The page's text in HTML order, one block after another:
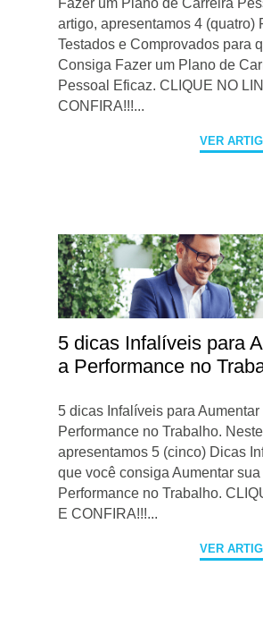
Fazer um Plano de Carreira
artigo, apresentamos 4 (quatro)
Testados e Comprovados para
Consiga Fazer um Plano de
Pessoal Eficaz. CLIQUE NO
CONFIRA!!!...
VER
5 dicas Infalíveis para
a Performance no
5 dicas Infalíveis para Aumentar
Performance no Trabalho.
apresentamos 5 (cinco) Dicas
que você consiga Aumentar sua
Performance no Trabalho.
E CONFIRA!!!...
VER